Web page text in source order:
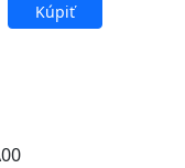
Kúpiť